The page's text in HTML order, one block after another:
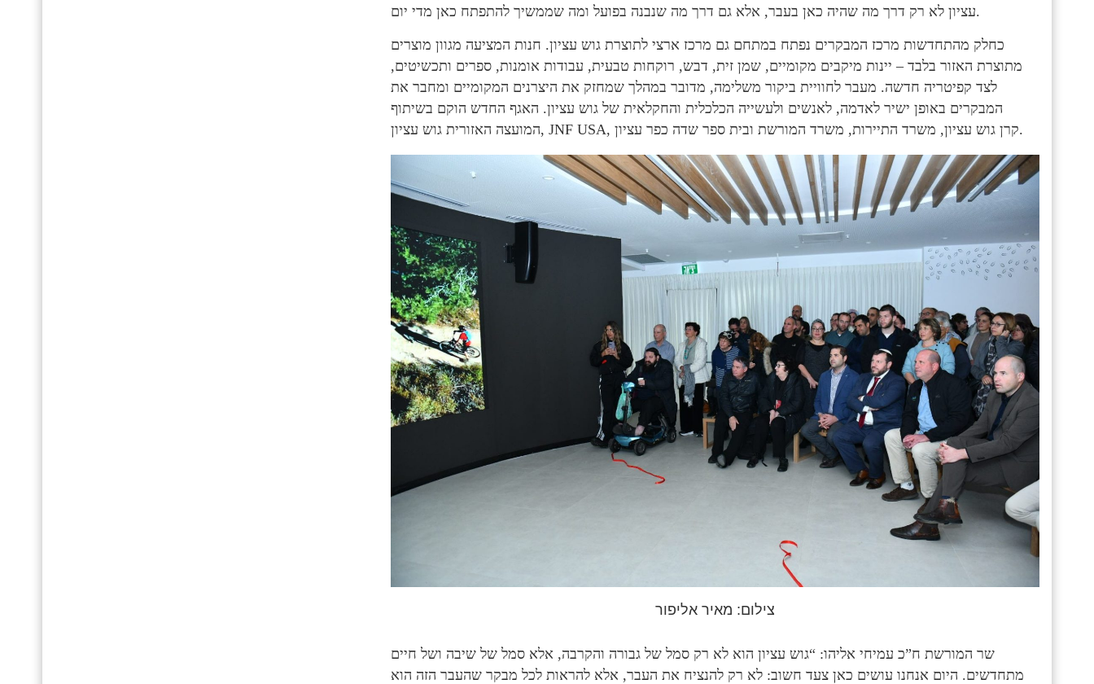
עציון לא רק דרך מה שהיה כאן בעבר, אלא גם דרך מה שנבנה בפועל ומה שממשיך להתפתח כאן מדי יום.
כחלק מהתחדשות מרכז המבקרים נפתח במתחם גם מרכז ארצי לתוצרת גוש עציון. חנות המציעה מגוון מוצרים
מתוצרת האזור בלבד – יינות מיקבים מקומיים, שמן זית, דבש, רוקחות טבעית, עבודות אומנות, ספרים ותכשיטים,
לצד קפיטריה חדשה. מעבר לחוויית ביקור משלימה, מדובר במהלך שמחזק את היצרנים המקומיים ומחבר את
המבקרים באופן ישיר לאדמה, לאנשים ולעשייה הכלכלית והחקלאית של גוש עציון. האגף החדש הוקם בשיתוף
המועצה האזורית גוש עציון, JNF USA, קרן גוש עציון, משרד התיירות, משרד המורשת ובית ספר שדה כפר עציון.
צילום: מאיר אליפור
שר המורשת ח”כ עמיחי אליהו: “גוש עציון הוא לא רק סמל של גבורה והקרבה, אלא סמל של שיבה ושל חיים
מתחדשים. היום אנחנו עושים כאן צעד חשוב: לא רק להנציח את העבר, אלא להראות לכל מבקר שהעבר הזה הוא